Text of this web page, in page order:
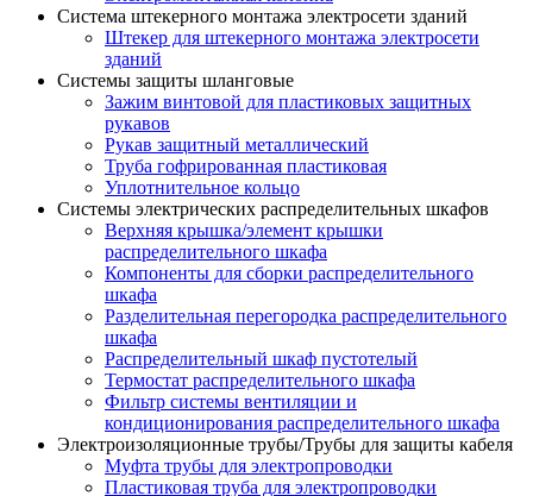
Система штекерного монтажа электросети зданий
Штекер для штекерного монтажа электросети
зданий
Системы защиты шланговые
Зажим винтовой для пластиковых защитных
рукавов
Рукав защитный металлический
Труба гофрированная пластиковая
Уплотнительное кольцо
Системы электрических распределительных шкафов
Верхняя крышка/элемент крышки
распределительного шкафа
Компоненты для сборки распределительного
шкафа
Разделительная перегородка распределительного
шкафа
Распределительный шкаф пустотелый
Термостат распределительного шкафа
Фильтр системы вентиляции и
кондиционирования распределительного шкафа
Электроизоляционные трубы/Трубы для защиты кабеля
Муфта трубы для электропроводки
Пластиковая труба для электропроводки